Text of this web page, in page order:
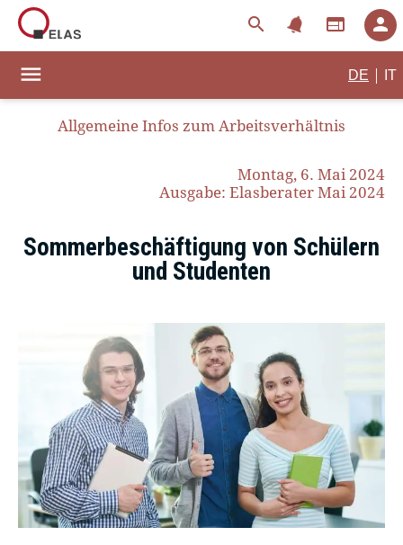
search notifications web person
menu DE IT
Allgemeine Infos zum Arbeitsverhältnis
Montag, 6. Mai 2024
Ausgabe: Elasberater Mai 2024
Sommerbeschäftigung von Schülern
und Studenten